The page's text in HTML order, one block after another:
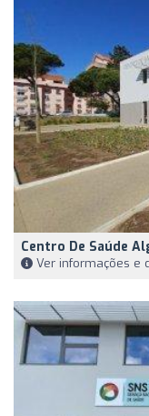
Centro De Saúde
Ver informações e